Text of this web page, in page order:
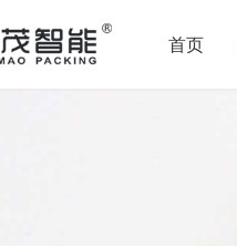
首页